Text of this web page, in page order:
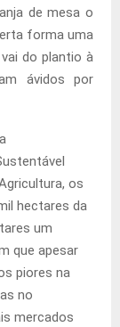
de mesa o
forma uma
do plantio à
ávidos por
os
hectares da
um
que apesar
piores na
no
mercados